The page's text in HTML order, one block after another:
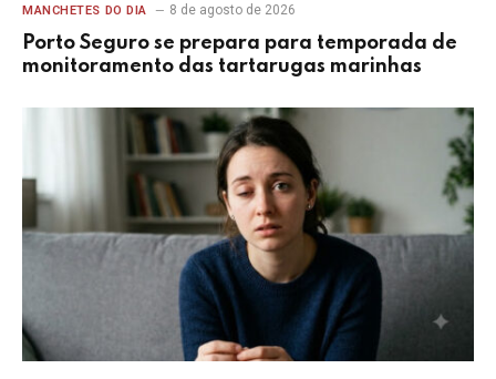
MANCHETES DO DIA 8 de agosto de 2026
Porto Seguro se prepara para temporada de
monitoramento das tartarugas marinhas